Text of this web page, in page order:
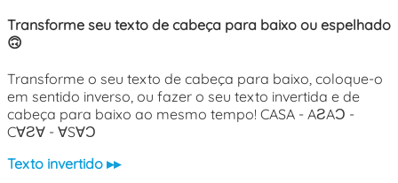
Transforme seu texto de cabeça para baixo ou espelhado
🙃
Transforme o seu texto de cabeça para baixo, coloque-o
em sentido inverso, ou fazer o seu texto invertida e de
cabeça para baixo ao mesmo tempo! CASA - AƧAƆ -
C∀Ƨ∀ - ∀S∀Ɔ
Texto invertido ▸▸